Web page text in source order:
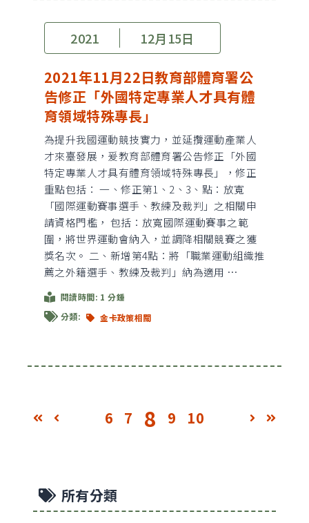
2021 12月15日
2021年11月22日教育部體育署公
告修正「外國特定專業人才具有體
育領域特殊專長」
為提升我國運動競技實力，並延攬運動產業人
才來臺發展，爰教育部體育署公告修正「外國
特定專業人才具有體育領域特殊專長」，修正
重點包括： 一、修正第1、2、3、點：放寬
「國際運動賽事選手、教練及裁判」之相關申
請資格門檻， 包括：放寬國際運動賽事之範
圍，將世界運動會納入，並調降相關競賽之獲
獎名次。 二、新增第4點：將「職業運動組織推
薦之外籍選手、教練及裁判」納為適用 …
閱讀時間: 1 分鍾
分類:
金卡政策相關
轉到第一頁
轉到上一頁轉到頁面 6
6 轉到頁面 7
7 8 轉到頁面 9
9 轉到頁面 10
10 轉到下
轉到
所有分類